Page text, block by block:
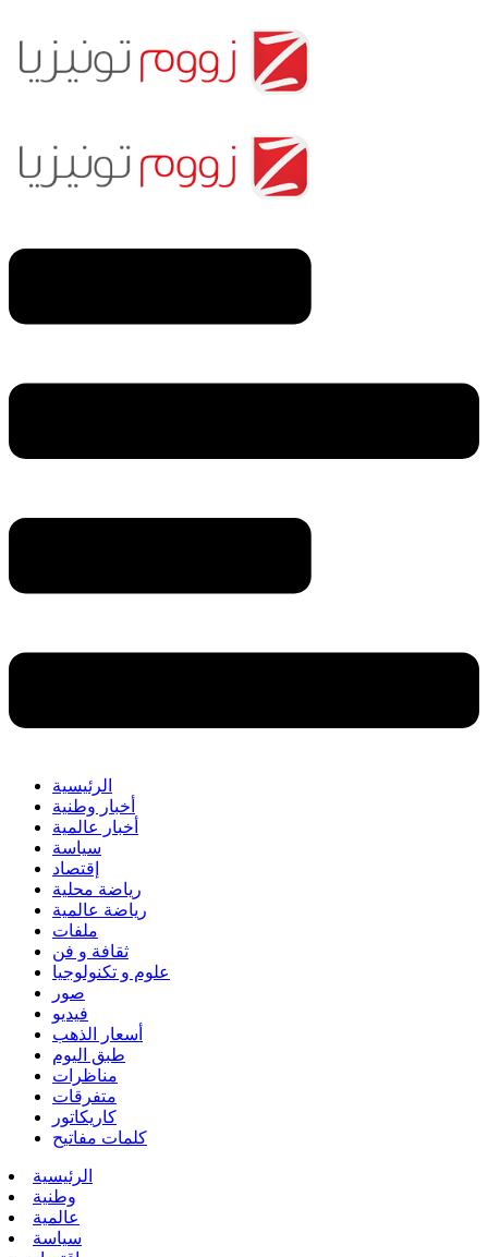
الرئيسية
أخبار وطنية
أخبار عالمية
سياسة
إقتصاد
رياضة محلية
رياضة عالمية
ملفات
ثقافة و فن
علوم و تكنولوجيا
صور
فيديو
أسعار الذهب
طبق اليوم
مناظرات
متفرقات
كاريكاتور
كلمات مفاتيح
الرئيسية
وطنية
عالمية
سياسة